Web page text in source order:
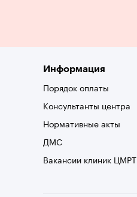
Информация
Порядок оплаты
Консультанты центра
Нормативные акты
ДМС
Вакансии клиник ЦМРТ